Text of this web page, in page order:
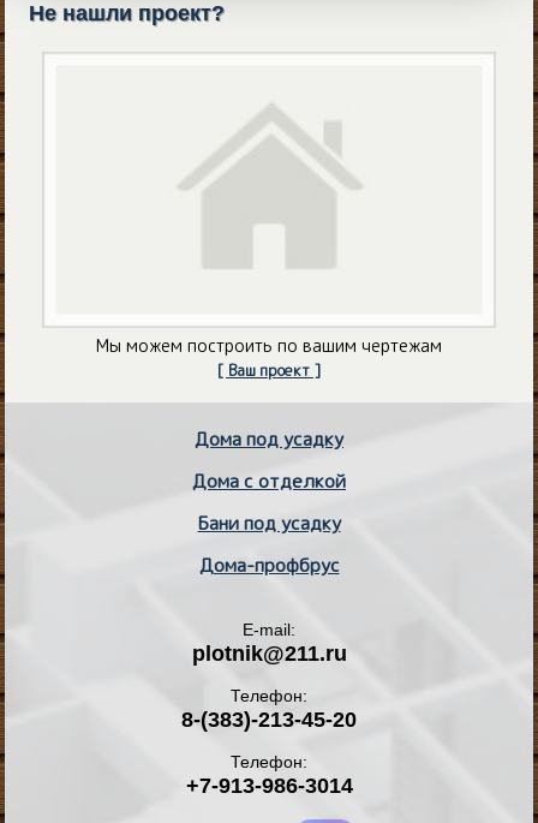
Не нашли проект?
Мы можем построить по вашим чертежам
[ Ваш проект ]
Дома под усадку
Дома с отделкой
Бани под усадку
Дома-профбрус
E-mail:
plotnik@211.ru
Телефон:
8-(383)-213-45-20
Телефон:
+7-913-986-3014